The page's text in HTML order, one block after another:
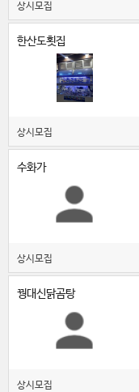
상시모집
한산도횟집
상시모집
수화가
상시모집
꿩대신닭곰탕
상시모집